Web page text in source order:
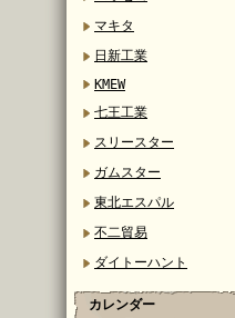
マキタ
日新工業
KMEW
七王工業
スリースター
ガムスター
東北エスパル
不二貿易
ダイトーハント
カレンダー